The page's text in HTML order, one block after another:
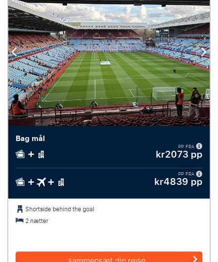
Bag mål
PP FRA
kr2073 pp
PP FRA
kr4839 pp
Shortside behind the goal
2 nætter